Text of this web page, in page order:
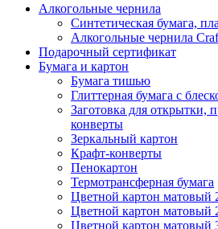
Алкогольные чернила
Синтетическая бумага,
Алкогольные чернила
Подарочный сертификат
Бумага и картон
Бумага тишью
Глиттерная бумага с
Заготовка для открытки,
конверты
Зеркальный картон
Крафт-конверты
Пенокартон
Термотрансферная бумага
Цветной картон матовый
Цветной картон матовый
Цветной картон матовый